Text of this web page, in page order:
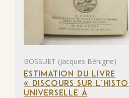
BOSSUET (Jacques Bénigne)
ESTIMATION DU LIVRE
« DISCOURS SUR
UNIVERSELLE À